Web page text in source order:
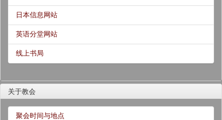
日本信息网站
英语分堂网站
线上书局
关于教会
聚会时间与地点